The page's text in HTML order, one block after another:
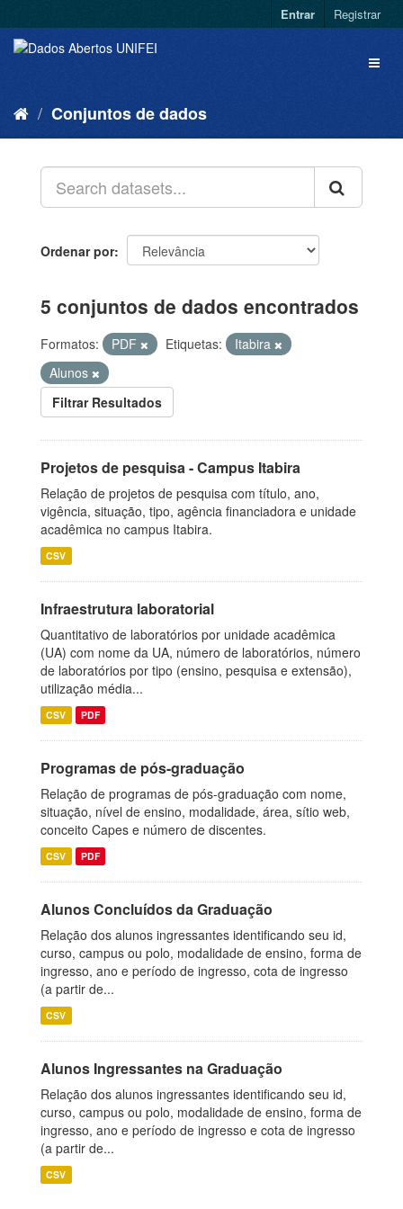
Entrar Registrar
Conjuntos de dados
Ordenar por
5 conjuntos de dados encontrados
Formatos: PDF Etiquetas:
Itabira
Alunos
Filtrar Resultados
Projetos de pesquisa - Campus Itabira
Relação de projetos de pesquisa com título, ano,
vigência, situação, tipo, agência financiadora e unidade
acadêmica no campus Itabira.
CSV
Infraestrutura laboratorial
Quantitativo de laboratórios por unidade acadêmica
(UA) com nome da UA, número de laboratórios, número
de laboratórios por tipo (ensino, pesquisa e extensão),
utilização média...
CSV PDF
Programas de pós-graduação
Relação de programas de pós-graduação com nome,
situação, nível de ensino, modalidade, área, sítio web,
conceito Capes e número de discentes.
CSV PDF
Alunos Concluídos da Graduação
Relação dos alunos ingressantes identificando seu id,
curso, campus ou polo, modalidade de ensino, forma de
ingresso, ano e período de ingresso, cota de ingresso
(a partir de...
CSV
Alunos Ingressantes na Graduação
Relação dos alunos ingressantes identificando seu id,
curso, campus ou polo, modalidade de ensino, forma de
ingresso, ano e período de ingresso e cota de ingresso
(a partir de...
CSV